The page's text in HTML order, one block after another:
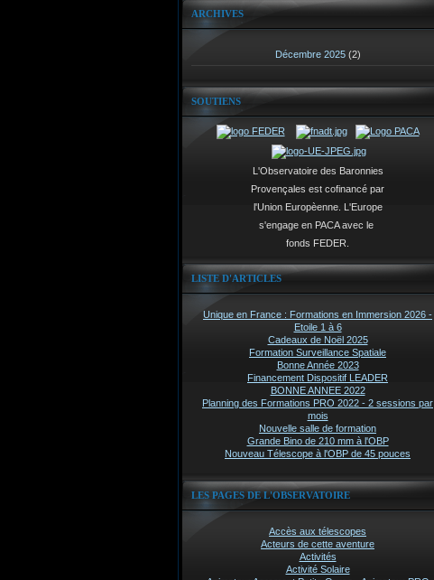
ARCHIVES
Décembre 2025 (2)
SOUTIENS
L'Observatoire des Baronnies
Provençales est cofinancé par
l'Union Europèenne. L'Europe
s'engage en PACA avec le
fonds FEDER.
LISTE D'ARTICLES
Unique en France : Formations en Immersion 2026 -
Etoile 1 à 6
Cadeaux de Noël 2025
Formation Surveillance Spatiale
Bonne Année 2023
Financement Dispositif LEADER
BONNE ANNEE 2022
Planning des Formations PRO 2022 - 2 sessions par
mois
Nouvelle salle de formation
Grande Bino de 210 mm à l'OBP
Nouveau Télescope à l'OBP de 45 pouces
LES PAGES DE L'OBSERVATOIRE
Accès aux télescopes
Acteurs de cette aventure
Activités
Activité Solaire